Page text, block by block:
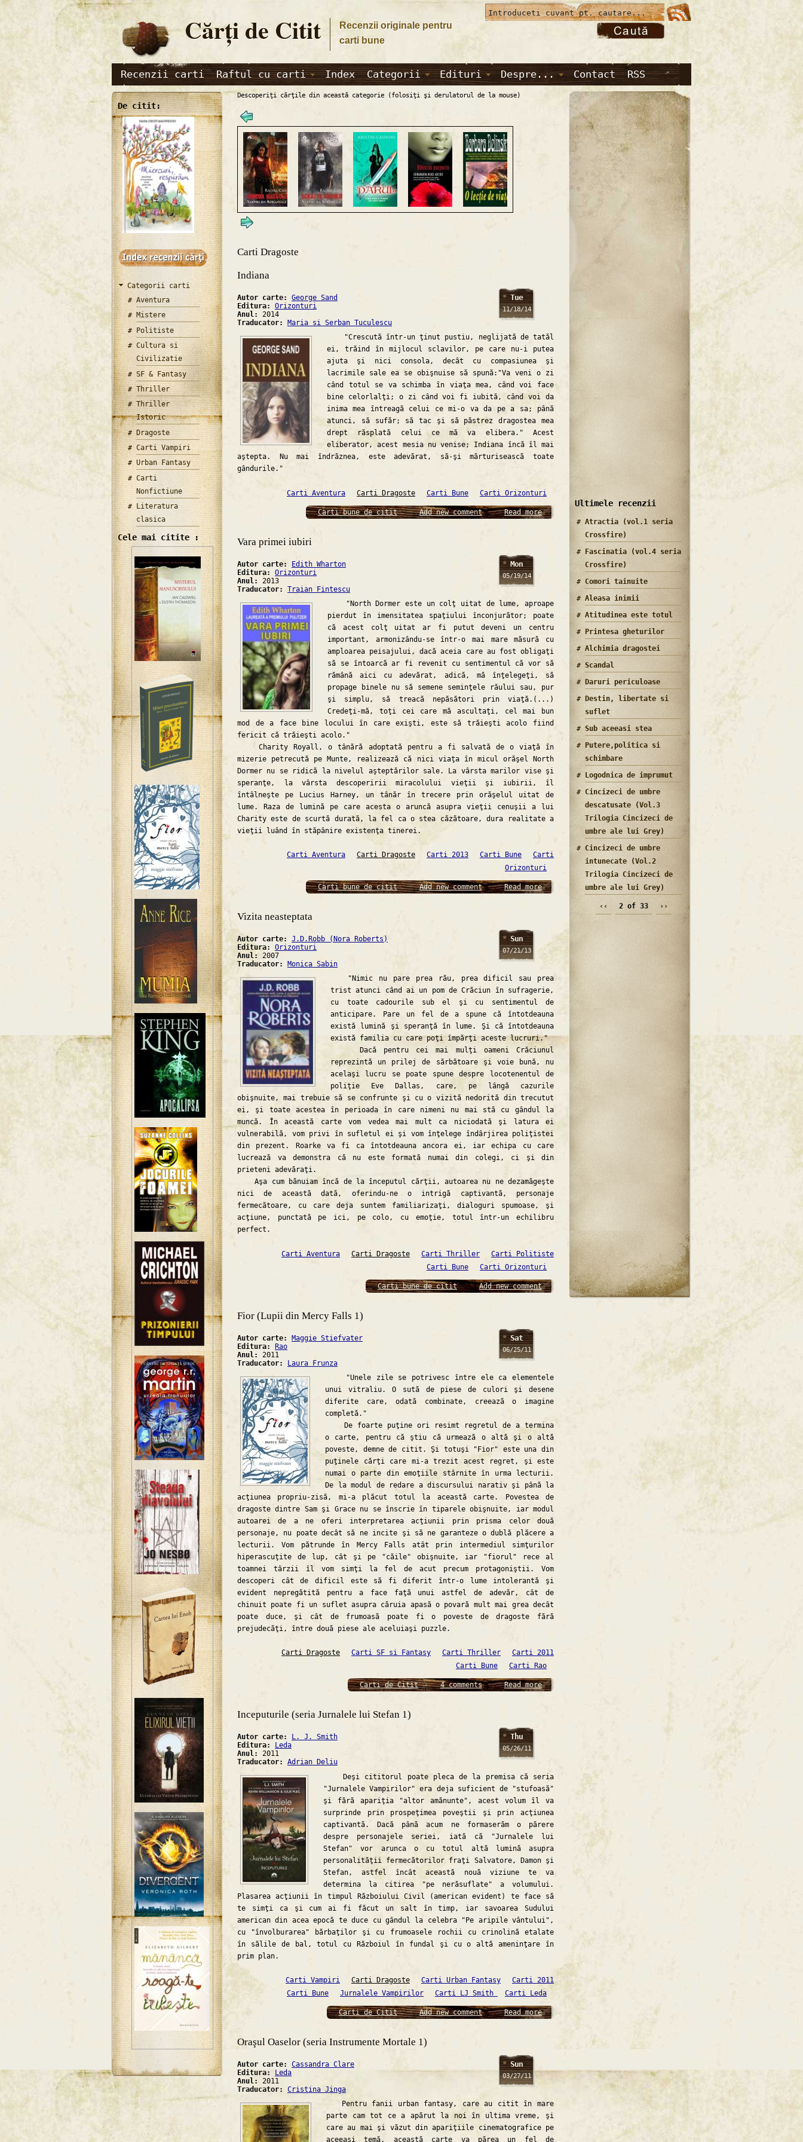
Cărţi de Citit
Recenzii originale pentru
carti bune
Recenzii carti Raftul cu carti Index Categorii Edituri Despre... Contact RSS
De citit:
Categorii carti
Aventura
Mistere
Politiste
Cultura si
Civilizatie
SF & Fantasy
Thriller
Thriller
Istoric
Dragoste
Carti Vampiri
Urban Fantasy
Carti
Nonfictiune
Literatura
clasica
Cele mai citite :
Descoperiţi cărţile din această categorie (folosiţi şi derulatorul de la mouse)
Carti Dragoste
Indiana
Tue
11/18/14
Autor carte: George Sand
Editura: Orizonturi
Anul: 2014
Traducator: Maria si Serban Tuculescu
"Crescută într-un ţinut pustiu, neglijată de tatăl
ei, trăind în mijlocul sclavilor, pe care nu-i putea
ajuta şi nici consola, decât cu compasiunea şi
lacrimile sale ea se obişnuise să spună:"Va veni o zi
când totul se va schimba în viaţa mea, când voi face
bine celorlalţi; o zi când voi fi iubită, când voi da
inima mea întreagă celui ce mi-o va da pe a sa; până
atunci, să sufăr; să tac şi să păstrez dragostea mea
drept răsplată celui ce mă va elibera." Acest
eliberator, acest mesia nu venise; Indiana încă îl mai
aştepta. Nu mai îndrăznea, este adevărat, să-şi mărturisească toate
gândurile."
Carti Aventura Carti Dragoste Carti Bune Carti Orizonturi
Carti bune de citit Add new comment Read more
Vara primei iubiri
Mon
05/19/14
Autor carte: Edith Wharton
Editura: Orizonturi
Anul: 2013
Traducator: Traian Fintescu
"North Dormer este un colţ uitat de lume, aproape
pierdut în imensitatea spaţiului înconjurător; poate
că acest colţ uitat ar fi putut deveni un centru
important, armonizându-se într-o mai mare măsură cu
amploarea peisajului, dacă aceia care au fost obligaţi
să se întoarcă ar fi revenit cu sentimentul că vor să
rămână aici cu adevărat, adică, mă înţelegeţi, să
propage binele nu să semene seminţele răului sau, pur
şi simplu, să treacă nepăsători prin viaţă.(...)
Credeţi-mă, toţi cei care mă ascultaţi, cel mai bun
mod de a face bine locului în care exişti, este să trăieşti acolo fiind
fericit că trăieşti acolo."
Charity Royall, o tânără adoptată pentru a fi salvată de o viaţă în
mizerie petrecută pe Munte, realizează că nici viaţa în micul orăşel North
Dormer nu se ridică la nivelul aşteptărilor sale. La vârsta marilor vise şi
speranţe, la vârsta descoperirii miracolului vieţii şi iubirii, îl
întâlneşte pe Lucius Harney, un tânăr în trecere prin orăşelul uitat de
lume. Raza de lumină pe care acesta o aruncă asupra vieţii cenuşii a lui
Charity este de scurtă durată, la fel ca o stea căzătoare, dura realitate a
vieţii luând în stăpânire existenţa tinerei.
Carti Aventura Carti Dragoste Carti 2013 Carti Bune
Carti
Orizonturi
Carti bune de citit Add new comment Read more
Vizita neasteptata
Sun
07/21/13
Autor carte: J.D.Robb (Nora Roberts)
Editura: Orizonturi
Anul: 2007
Traducator: Monica Sabin
"Nimic nu pare prea rău, prea dificil sau prea
trist atunci când ai un pom de Crăciun în sufragerie,
cu toate cadourile sub el şi cu sentimentul de
anticipare. Pare un fel de a spune că întotdeauna
există lumină şi speranţă în lume. Şi că întotdeauna
există familia cu care poţi împărţi aceste lucruri."
Dacă pentru cei mai mulţi oameni Crăciunul
reprezintă un prilej de sărbătoare şi voie bună, nu
acelaşi lucru se poate spune despre locotenentul de
poliţie Eve Dallas, care, pe lângă cazurile
obişnuite, mai trebuie să se confrunte şi cu o vizită nedorită din trecutut
ei, şi toate acestea în perioada în care nimeni nu mai stă cu gândul la
muncă. În această carte vom vedea mai mult ca niciodată şi latura ei
vulnerabilă, vom privi în sufletul ei şi vom înţelege îndârjirea poliţistei
din prezent. Roarke va fi ca întotdeauna ancora ei, iar echipa cu care
lucrează va demonstra că nu este formată numai din colegi, ci şi din
prieteni adevăraţi.
Aşa cum bănuiam încă de la începutul cărţii, autoarea nu ne dezamăgeşte
nici de această dată, oferindu-ne o intrigă captivantă, personaje
fermecătoare, cu care deja suntem familiarizaţi, dialoguri spumoase, şi
acţiune, punctată pe ici, pe colo, cu emoţie, totul într-un echilibru
perfect.
Carti Aventura Carti Dragoste Carti Thriller
Carti Politiste
Carti Bune
Carti Orizonturi
Carti bune de citit Add new comment
Fior (Lupii din Mercy Falls 1)
Sat
06/25/11
Autor carte: Maggie Stiefvater
Editura: Rao
Anul: 2011
Traducator: Laura Frunza
"Unele zile se potrivesc între ele ca elementele
unui vitraliu. O sută de piese de culori şi desene
diferite care, odată combinate, creează o imagine
completă."
De foarte puţine ori resimt regretul de a termina
o carte, pentru că ştiu că urmează o altă şi o altă
poveste, demne de citit. Şi totuşi "Fior" este una din
puţinele cărţi care mi-a trezit acest regret, şi este
numai o parte din emoţiile stârnite în urma lecturii.
De la modul de redare a discursului narativ şi până la
acţiunea propriu-zisă, mi-a plăcut totul la această carte. Povestea de
dragoste dintre Sam şi Grace nu se înscrie în tiparele obişnuite, iar modul
autoarei de a ne oferi interpretarea acţiunii prin prisma celor două
personaje, nu poate decât să ne incite şi să ne garanteze o dublă plăcere a
lecturii. Vom pătrunde în Mercy Falls atât prin intermediul simţurilor
hiperascuţite de lup, cât şi pe "căile" obişnuite, iar "fiorul" rece al
toamnei târzii îl vom simţi la fel de acut precum protagoniştii. Vom
descoperi cât de dificil este să fi diferit într-o lume intolerantă şi
evident nepregătită pentru a face faţă unui astfel de adevăr, cât de
chinuit poate fi un suflet asupra căruia apasă o povară mult mai grea decât
poate duce, şi cât de frumoasă poate fi o poveste de dragoste fără
prejudecăţi, între două piese ale aceluiaşi puzzle.
Carti Dragoste Carti SF si Fantasy Carti Thriller
Carti 2011
Carti Bune
Carti Rao
Carti de Citit 4 comments Read more
Inceputurile (seria Jurnalele lui Stefan 1)
Thu
05/26/11
Autor carte:
L. J. Smith
Editura:
Leda
Anul: 2011
Traducator: Adrian Deliu
Deşi cititorul poate pleca de la premisa că seria
"Jurnalele Vampirilor" era deja suficient de "stufoasă"
şi fără apariţia "altor amănunte", acest volum îl va
surprinde prin prospeţimea poveştii şi prin acţiunea
captivantă. Dacă până acum ne formaserăm o părere
despre personajele seriei, iată că "Jurnalele lui
Stefan" vor arunca o cu totul altă lumină asupra
personalităţii fermecătorilor fraţi Salvatore, Damon şi
Stefan, astfel încât această nouă viziune te va
determina la citirea "pe nerăsuflate" a volumului.
Plasarea acţiunii în timpul Războiului Civil (american evident) te face să
te simţi ca şi cum ai fi făcut un salt în timp, iar savoarea Sudului
american din acea epocă te duce cu gândul la celebra "Pe aripile vântului",
cu "învolburarea" bărbaţilor şi cu frumoasele rochii cu crinolină etalate
în sălile de bal, totul cu Războiul în fundal şi cu o altă ameninţare în
prim plan.
Carti Vampiri Carti Dragoste Carti Urban Fantasy
Carti 2011
Carti Bune
Jurnalele Vampirilor Carti LJ Smith Carti Leda
Carti de Citit Add new comment Read more
Oraşul Oaselor (seria Instrumente Mortale 1)
Sun
03/27/11
Autor carte: Cassandra Clare
Editura: Leda
Anul: 2011
Traducator: Cristina Jinga
Pentru fanii urban fantasy, care au citit în mare
parte cam tot ce a apărut la noi în ultima vreme, şi
care au mai şi văzut din apariţiile cinematografice pe
aceeaşi temă, această carte va părea un fel de
Ultimele recenzii
Atractia (vol.1 seria
Crossfire)
Fascinatia (vol.4 seria
Crossfire)
Comori tainuite
Aleasa inimii
Atitudinea este totul
Printesa gheturilor
Alchimia dragostei
Scandal
Daruri periculoase
Destin, libertate si
suflet
Sub aceeasi stea
Putere,politica si
schimbare
Logodnica de imprumut
Cincizeci de umbre
descatusate (Vol.3
Trilogia Cincizeci de
umbre ale lui Grey)
Cincizeci de umbre
intunecate (Vol.2
Trilogia Cincizeci de
umbre ale lui Grey)
‹‹ 2 of 33 ››